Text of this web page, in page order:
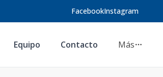
FacebookInstagram
Equipo Contacto Más